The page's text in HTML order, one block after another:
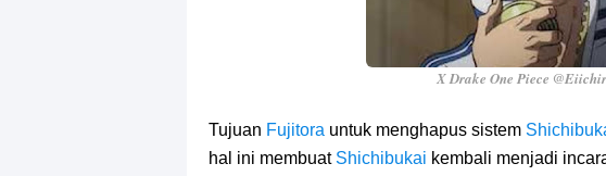
X Drake One Piece
Tujuan Fujitora untuk menghapus sistem
hal ini membuat Shichibukai kembali menjadi